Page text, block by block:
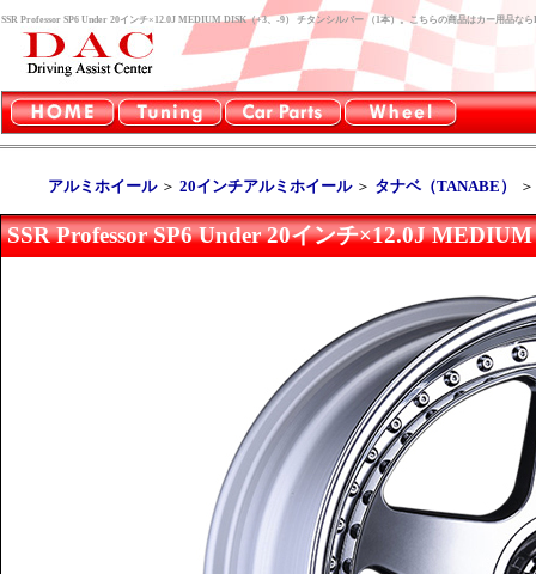
SSR Professor SP6 Under 20インチ×12.0J MEDIUM DISK（+3、-9） チタンシルバー （1本）。こちらの商品はカー用品な
アルミホイール＞ 20インチアルミホイール＞ タナベ（TANABE）
SSR Professor SP6 Under 20インチ×12.0J